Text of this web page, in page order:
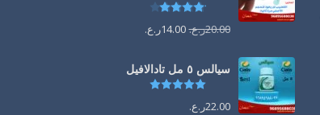
تم التقييم
20.00ر.ع. 14.00ر.ع.
سيالس ٥ مل تادالافيل
22.00ر.ع.